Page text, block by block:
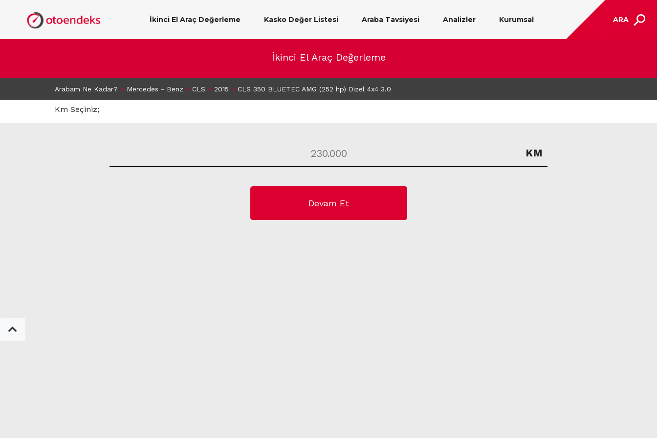
İkinci El Araç Değerleme Kasko Değer Listesi Araba Tavsiyesi Analizler Kurumsal ARA
İkinci El Araç Değerleme
Arabam Ne Kadar? > Mercedes - Benz > CLS > 2015 > CLS 350 BLUETEC AMG (252 hp) Dizel 4x4 3.0
Km Seçiniz;
KM
Devam Et